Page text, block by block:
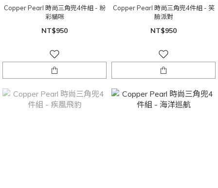
Copper Pearl 時尚三角兜4件組 - 粉
彩貓咪
NT$950
Copper Pearl 時尚三角兜4件組 - 笑
臉派對
NT$950